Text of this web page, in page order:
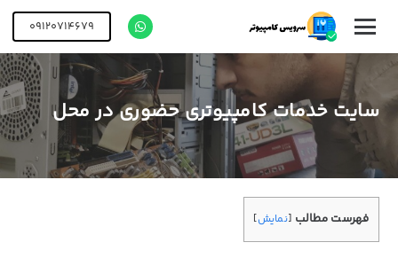
09120714679
سایت خدمات کامپیوتری حضوری در محل
فهرست مطالب [نمایش]